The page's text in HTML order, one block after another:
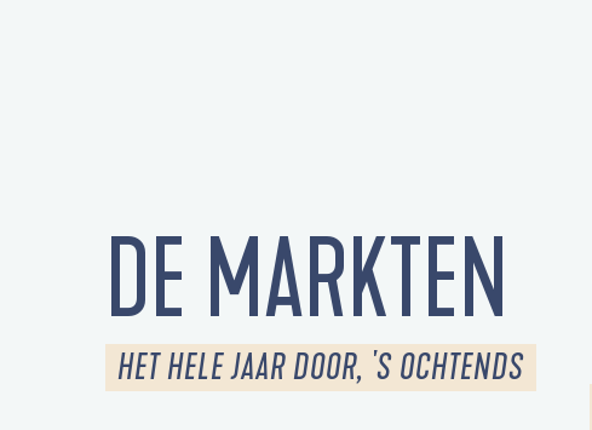
DE MARKTEN
HET HELE JAAR DOOR, 'S OCHTENDS